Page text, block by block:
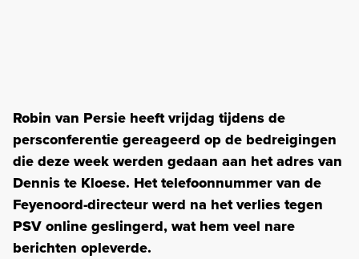
Robin van Persie heeft vrijdag tijdens de
persconferentie gereageerd op de bedreigingen
die deze week werden gedaan aan het adres van
Dennis te Kloese. Het telefoonnummer van de
Feyenoord-directeur werd na het verlies tegen
PSV online geslingerd, wat hem veel nare
berichten opleverde.